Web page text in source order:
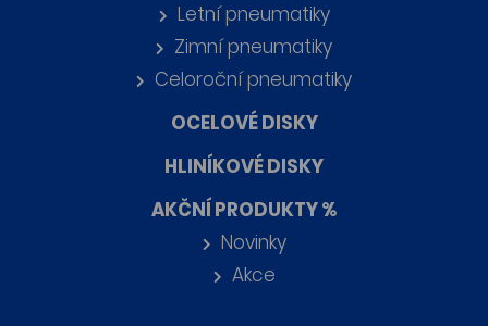
Letní pneumatiky
Zimní pneumatiky
Celoroční pneumatiky
OCELOVÉ DISKY
HLINÍKOVÉ DISKY
AKČNÍ PRODUKTY %
Novinky
Akce